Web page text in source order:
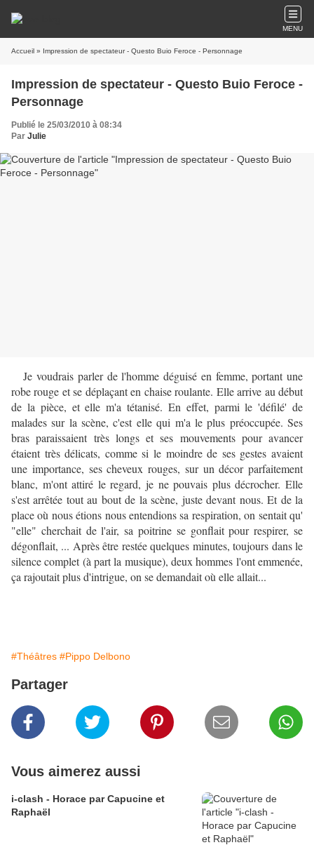
MENU
Accueil » Impression de spectateur - Questo Buio Feroce - Personnage
Impression de spectateur - Questo Buio Feroce -
Personnage
Publié le 25/03/2010 à 08:34
Par Julie
Je voudrais parler de l'homme déguisé en femme, portant une
robe rouge et se déplaçant en chaise roulante. Elle arrive au début
de la pièce, et elle m'a tétanisé. En effet, parmi le 'défilé' de
malades sur la scène, c'est elle qui m'a le plus préoccupée. Ses
bras paraissaient très longs et ses mouvements pour avancer
étaient très délicats, comme si le moindre de ses gestes avaient
une importance, ses cheveux rouges, sur un décor parfaitement
blanc, m'ont attiré le regard, je ne pouvais plus décrocher. Elle
s'est arrêtée tout au bout de la scène, juste devant nous. Et de la
place où nous étions nous entendions sa respiration, on sentait qu'
"elle" cherchait de l'air, sa poitrine se gonflait pour respirer, se
dégonflait, ... Après être restée quelques minutes, toujours dans le
silence complet (à part la musique), deux hommes l'ont emmenée,
ça rajoutait plus d'intrigue, on se demandait où elle allait...
#Théâtres #Pippo Delbono
Partager
Vous aimerez aussi
i-clash - Horace par Capucine et
Raphaël